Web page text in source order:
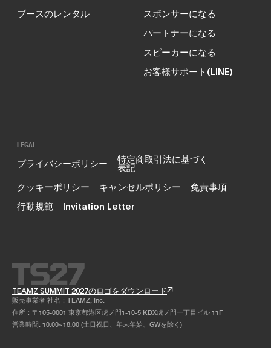
ブースのレンタル
スポンサーになる
パートナーになる
スピーカーになる
お客様サポート(LINE)
LEGAL
プライバシーポリシー 特定商取引法に基づく
表記
クッキーポリシー
キャンセルポリシー
免責事項
行動規範
Invitation Letter
TEAMZ SUMMIT 2027のロゴをダウンロード
販売事業者 社名：TEAMZ, Inc.
住所：〒105-0001 東京都港区虎ノ門1-10-5 KDX虎ノ門一丁目ビル 11F
営業時間: 10:00~18:00 (土日祝日、年末年始、GWを除く)